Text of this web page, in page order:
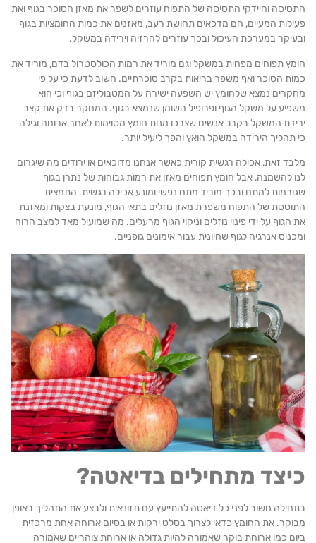
וחיידקי התסיסה של התפוח עוזרים לשפר את מאזן הסוכר בגוף ואת
המעיים, הם מדכאים תחושת רעב, מאזנים את כמות החומציות בגוף
במערכת העיכול ובכך עוזרים להרזיה וירידה במשקל.
תפוחים מפחית במשקל וגם מוריד את רמות הכולסטרול בדם, מוריד את
הסוכר ואף משפר בריאות בקרב סוכרתיים. חשוב לדעת כי על פי
נמצא שלחומץ יש השפעה ישירה על המטבוליזם בגוף וכי הוא
על משקל הגוף ופרופיל השומן שנמצא בגוף. המחקר בדק את קצב
המשקל בקרב אנשים שצרכו מנות חומץ מסוימות לאחר ארוחה וגילה
תהליך הירידה במשקל הואץ והפך ליעיל יותר.
זאת, אכילה רגשית קורית כאשר אנחנו מדוכאים או ירודים מה שיגרום
להשמנה, אבל חומץ תפוחים מאזן את רמות גבוהות של נתרן בגוף
למתח ובכך מוריד מתח נפשי ומונע אכילה רגשית. התמצית
של התפוח משפרת מאזן נוזלים בתאי הגוף, מונעת בצקות ומאזנת
הגוף על ידי פינוי נוזלים וניקוי הגוף מרעלים. מה שמועיל מאד למצב הרוח
אנרגיה לגוף שחיונית עבור אימונים גופניים.
מתחילים בדיאטה?
חשוב לפני כל דיאטה להתייעץ עם תזונאית ולבצע את התהליך באופן
את החומץ כדאי לצרוך בסלט ירקות או בסיום ארוחה אחת מרכזית
כמו ארוחת בוקר שאמורה להיות גדולה או ארוחת צוהריים שאמורה